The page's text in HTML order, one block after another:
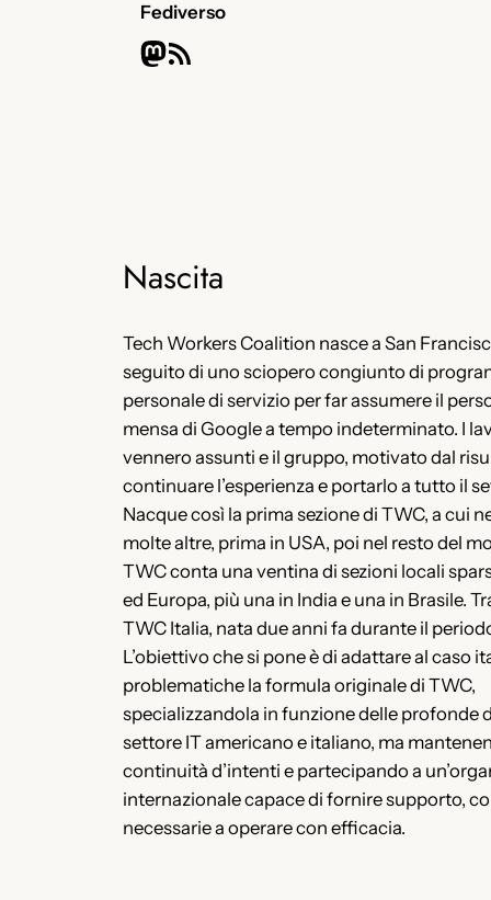
Fediverso
Mastodon Feed RSS
Nascita
Tech Workers Coalition nasce a San
seguito di uno sciopero congiunto di
personale di servizio per far assumere il
mensa di Google a tempo indeterminato. I
vennero assunti e il gruppo, motivato dal
continuare l’esperienza e portarlo a tutto il
Nacque così la prima sezione di TWC, a cui
molte altre, prima in USA, poi nel resto del
TWC conta una ventina di sezioni locali
ed Europa, più una in India e una in Brasile.
TWC Italia, nata due anni fa durante il
L’obiettivo che si pone è di adattare al caso
problematiche la formula originale di TWC,
specializzandola in funzione delle profonde
settore IT americano e italiano, ma
continuità d’intenti e partecipando a
internazionale capace di fornire supporto,
necessarie a operare con efficacia.